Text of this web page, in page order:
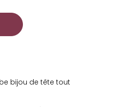
bijou de tête tout